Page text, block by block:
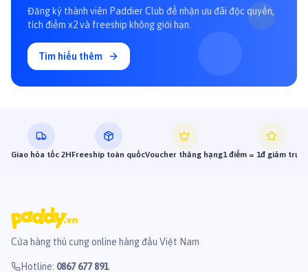
Đăng ký thành viên Paddier Club để nhận ưu đãi độc quyền,
tích điểm x2 và freeship không giới hạn.
Tìm hiểu thêm
Giao hỏa tốc 2HFreeship toàn quốcVoucher thăng hạng1 điểm = 1đ giảm trực
Cửa hàng thú cưng online hàng đầu Việt Nam
Hotline: 0867 677 891